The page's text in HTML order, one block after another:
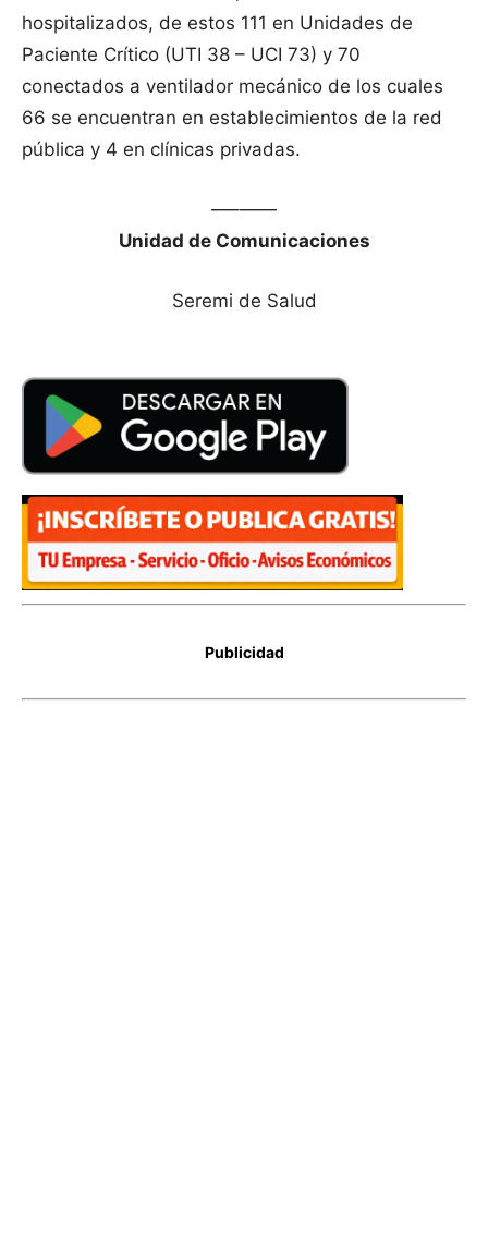
hospitalizados, de estos 111 en Unidades de
Paciente Crítico (UTI 38 – UCI 73) y 70
conectados a ventilador mecánico de los cuales
66 se encuentran en establecimientos de la red
pública y 4 en clínicas privadas.
—–——
Unidad de Comunicaciones
Seremi de Salud
Publicidad